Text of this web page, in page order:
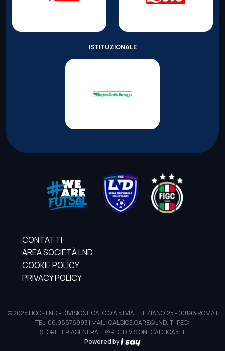
ISTITUZIONALE
CONTATTI
AREA SOCIETÀ LND
COOKIE POLICY
PRIVACY POLICY
© 2025 FIGC - LND - DIVISIONE CALCIO A 5 | VIALE TIZIANO, 25 - 00196 ROMA |
TEL. 06.98876993 | MAIL: CALCIO5.GARE@LND.IT | PEC:
SEGRETERIAGENERALE@PEC.DIVISIONECALCIOA5.IT
Powered by